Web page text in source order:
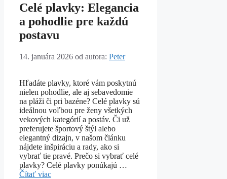
Celé plavky: Elegancia
a pohodlie pre každú
postavu
14. januára 2026 od autora: Peter
Hľadáte plavky, ktoré vám poskytnú
nielen pohodlie, ale aj sebavedomie
na pláži či pri bazéne? Celé plavky sú
ideálnou voľbou pre ženy všetkých
vekových kategórií a postáv. Či už
preferujete športový štýl alebo
elegantný dizajn, v našom článku
nájdete inšpiráciu a rady, ako si
vybrať tie pravé. Prečo si vybrať celé
plavky? Celé plavky ponúkajú …
Čítať viac